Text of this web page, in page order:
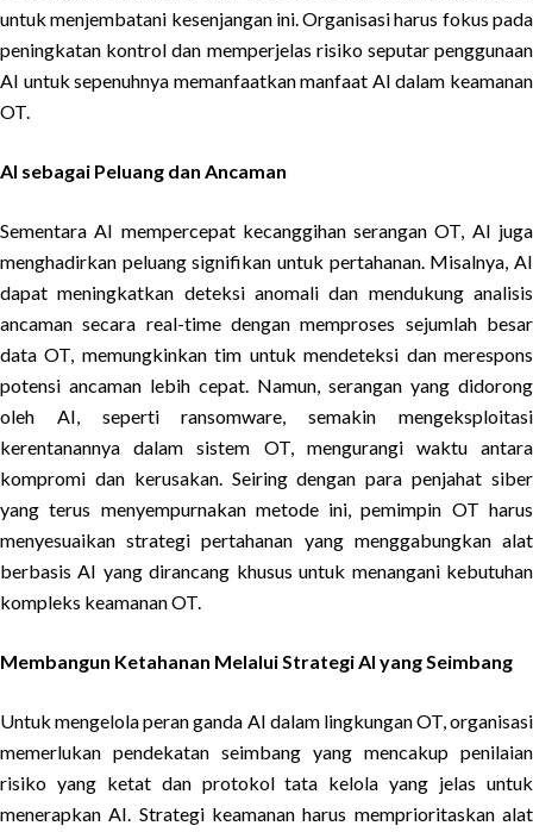
untuk menjembatani kesenjangan ini. Organisasi harus fokus pada
peningkatan kontrol dan memperjelas risiko seputar penggunaan
AI untuk sepenuhnya memanfaatkan manfaat AI dalam keamanan
OT.
AI sebagai Peluang dan Ancaman
Sementara AI mempercepat kecanggihan serangan OT, AI juga
menghadirkan peluang signifikan untuk pertahanan. Misalnya, AI
dapat meningkatkan deteksi anomali dan mendukung analisis
ancaman secara real-time dengan memproses sejumlah besar
data OT, memungkinkan tim untuk mendeteksi dan merespons
potensi ancaman lebih cepat. Namun, serangan yang didorong
oleh AI, seperti ransomware, semakin mengeksploitasi
kerentanannya dalam sistem OT, mengurangi waktu antara
kompromi dan kerusakan. Seiring dengan para penjahat siber
yang terus menyempurnakan metode ini, pemimpin OT harus
menyesuaikan strategi pertahanan yang menggabungkan alat
berbasis AI yang dirancang khusus untuk menangani kebutuhan
kompleks keamanan OT.
Membangun Ketahanan Melalui Strategi AI yang Seimbang
Untuk mengelola peran ganda AI dalam lingkungan OT, organisasi
memerlukan pendekatan seimbang yang mencakup penilaian
risiko yang ketat dan protokol tata kelola yang jelas untuk
menerapkan AI. Strategi keamanan harus memprioritaskan alat